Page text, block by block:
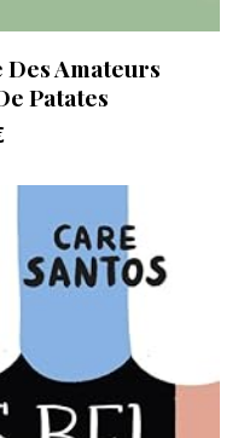
Amateurs
Patates